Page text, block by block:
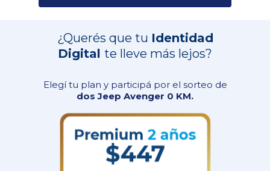
¿Querés que tu Identidad
Digital te lleve más lejos?
Elegí tu plan y participá por el sorteo de
dos Jeep Avenger 0 KM.